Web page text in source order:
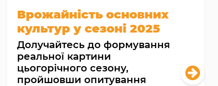
Врожайність основних
культур у сезоні 2025
Долучайтесь до формування
реальної картини
цьогорічного сезону,
пройшовши опитування